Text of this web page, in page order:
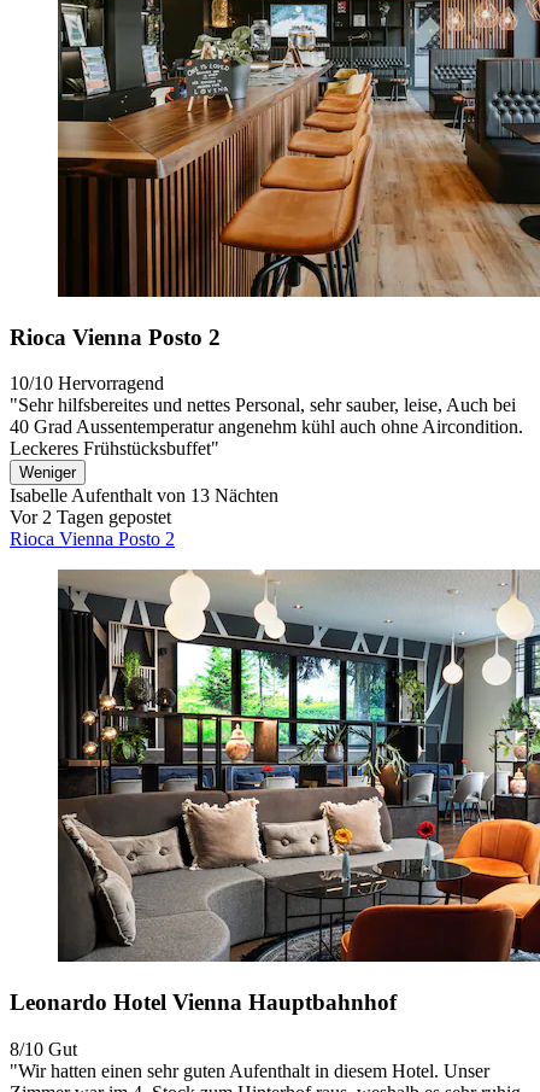
Rioca Vienna Posto 2
10/10 Hervorragend
"Sehr hilfsbereites und nettes Personal, sehr sauber, leise, Auch bei
40 Grad Aussentemperatur angenehm kühl auch ohne Aircondition.
Leckeres Frühstücksbuffet"
Weniger
IsabelleAufenthalt von 13 Nächten
Vor 2 Tagen gepostet
Rioca Vienna Posto 2
Leonardo Hotel Vienna Hauptbahnhof
8/10 Gut
"Wir hatten einen sehr guten Aufenthalt in diesem Hotel. Unser